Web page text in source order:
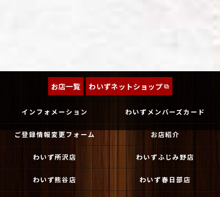
お店一覧 わいずネットショップ
インフォメーション わいずメンバーズカード
ご登録情報変更フォーム お店紹介
わいず所沢店 わいずふじみ野店
わいず熊谷店 わいず春日部店